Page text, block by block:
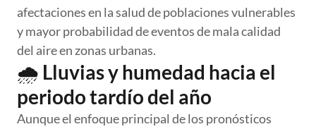
afectaciones en la salud de poblaciones vulnerables
y mayor probabilidad de eventos de mala calidad
del aire en zonas urbanas.
🌧️ Lluvias y humedad hacia el
periodo tardío del año
Aunque el enfoque principal de los pronósticos